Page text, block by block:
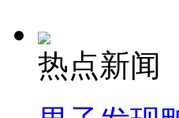
热点新闻